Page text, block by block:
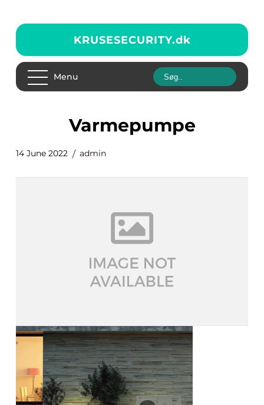
KRUSESECURITY.dk
Menu
Varmepumpe
14 June 2022 admin